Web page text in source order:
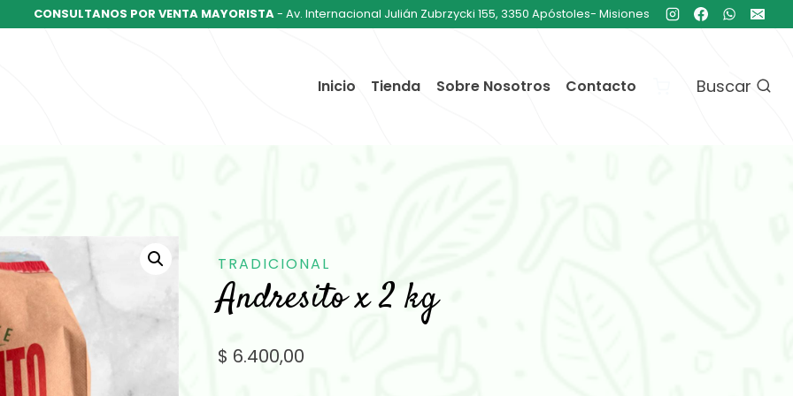
CONSULTANOS POR VENTA MAYORISTA- Av. Internacional Julián Zubrzycki 155, 3350 Apóstoles- Misiones
Inicio Tienda Sobre Nosotros Contacto Buscar
TRADICIONAL
Andresito x 2 kg
$ 6.400,00